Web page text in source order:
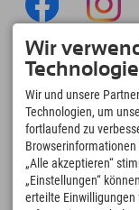
Explorer App
Upload Deiner
Explorer To Go mit
Bucketlist,
downloaden!
Zeit für Explorer
Wir
Wir und unsere
Technologien, um
fortlaufend zu
„Alle akzeptieren“
„Einstellungen“
erteilte